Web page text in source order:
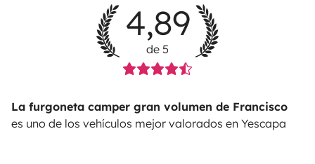
4,89
de 5
La furgoneta camper gran volumen de Francisco
es uno de los vehículos mejor valorados en Yescapa